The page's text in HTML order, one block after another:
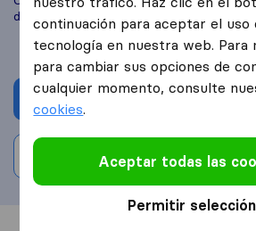
de
Mataró
Solicita
Escribe una
continuación para aceptar el uso
tecnología en nuestra web. Para
para cambiar sus opciones de
cualquier momento, consulte
cookies.
Aceptar todas las
Permitir selección